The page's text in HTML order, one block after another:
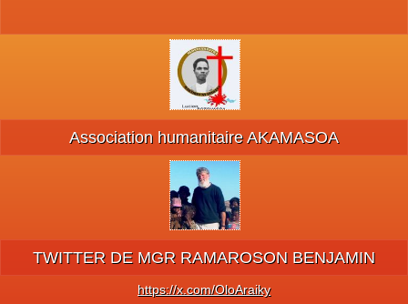
Association humanitaire AKAMASOA
TWITTER DE MGR RAMAROSON BENJAMIN
https://x.com/OloAraiky